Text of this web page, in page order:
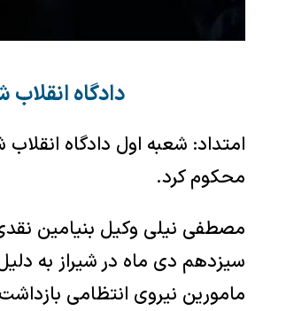
دادگاه
امتداد: شعبه اول دادگاه انقلاب
محکوم کرد.
مصطفی نیلی وکیل بنیامین
سیزدهم دی ماه در شیراز به
مامورین نیروی انتظامی